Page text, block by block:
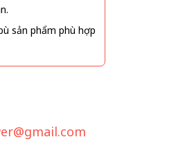
sản phẩm phù hợp